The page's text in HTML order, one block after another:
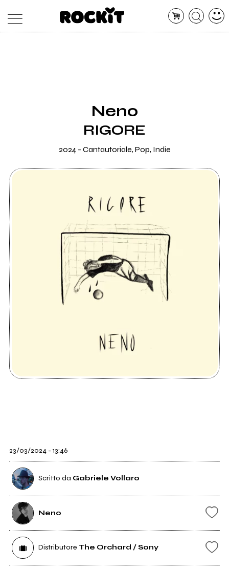
Neno
RIGORE
2024 - Cantautoriale, Pop, Indie
23/03/2024 - 13:46
Scritto da Gabriele Vollaro
Neno
Distributore The Orchard / Sony